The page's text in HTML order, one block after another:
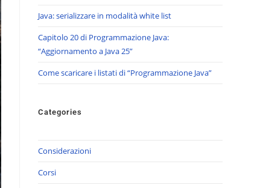
Java: serializzare in modalità white list
Capitolo 20 di Programmazione Java:
“Aggiornamento a Java 25”
Come scaricare i listati di “Programmazione Java”
Categories
Considerazioni
Corsi